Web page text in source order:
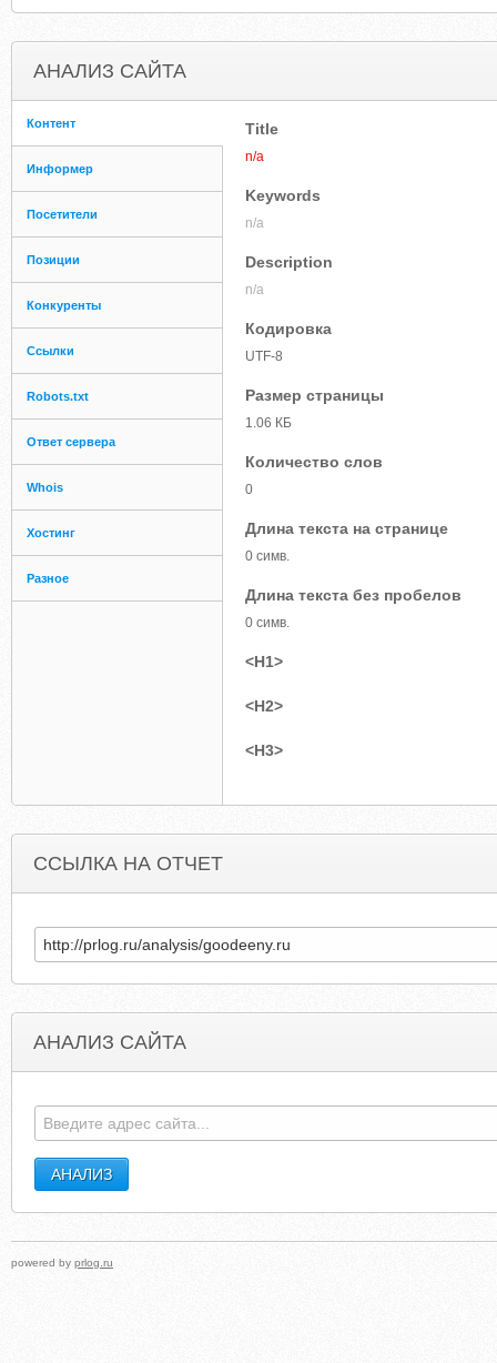
АНАЛИЗ САЙТА
Контент
Информер
Посетители
Позиции
Конкуренты
Ссылки
Robots.txt
Ответ сервера
Whois
Хостинг
Разное
Title
n/a
Keywords
n/a
Description
n/a
Кодировка
UTF-8
Размер страницы
1.06 КБ
Количество слов
0
Длина текста на странице
0 симв.
Длина текста без пробелов
0 симв.
<H1>
<H2>
<H3>
ССЫЛКА НА ОТЧЕТ
АНАЛИЗ САЙТА
powered by prlog.ru